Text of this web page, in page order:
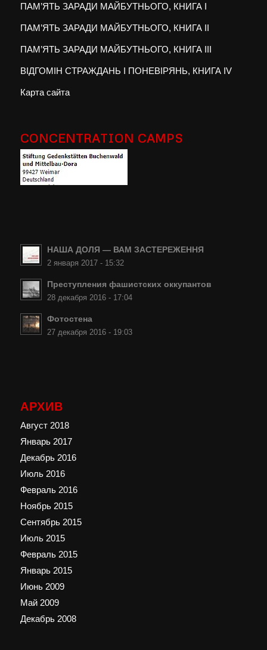
ПАМ’ЯТЬ ЗАРАДИ МАЙБУТНЬОГО, КНИГА I
ПАМ’ЯТЬ ЗАРАДИ МАЙБУТНЬОГО, КНИГА II
ПАМ’ЯТЬ ЗАРАДИ МАЙБУТНЬОГО, КНИГА III
ВІДГОМІН СТРАЖДАНЬ І ПОНЕВІРЯНЬ, КНИГА IV
Карта сайта
CONCENTRATION CAMPS
НАША ДОЛЯ — ВАМ ЗАСТЕРЕЖЕННЯ
2 января 2017 - 15:32
Преступления фашистских оккупантов
28 декабря 2016 - 17:04
Фотостена
27 декабря 2016 - 19:03
АРХИВ
Август 2018
Январь 2017
Декабрь 2016
Июль 2016
Февраль 2016
Ноябрь 2015
Сентябрь 2015
Июль 2015
Февраль 2015
Январь 2015
Июнь 2009
Май 2009
Декабрь 2008